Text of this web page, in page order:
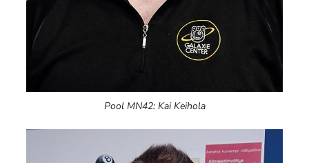
Pool MN42: Kai Keihola